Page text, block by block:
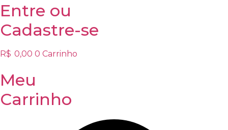
Entre ou
Cadastre-se
R$ 0,00 0 Carrinho
Meu
Carrinho